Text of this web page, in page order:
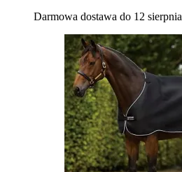
Darmowa dostawa do 12 sierpnia